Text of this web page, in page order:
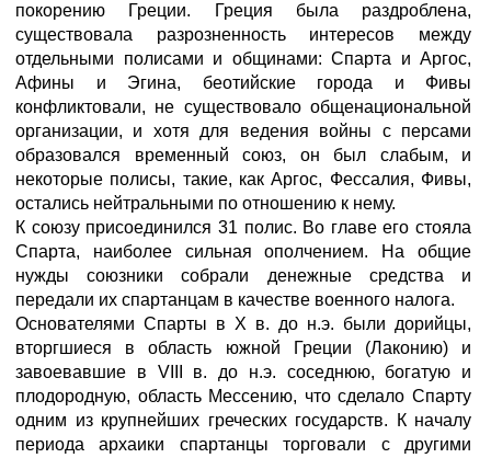
покорению Греции. Греция была раздроблена,
существовала разрозненность интересов между
отдельными полисами и общинами: Спарта и Аргос,
Афины и Эгина, беотийские города и Фивы
конфликтовали, не существовало общенациональной
организации, и хотя для ведения войны с персами
образовался временный союз, он был слабым, и
некоторые полисы, такие, как Аргос, Фессалия, Фивы,
остались нейтральными по отношению к нему.
К союзу присоединился 31 полис. Во главе его стояла
Спарта, наиболее сильная ополчением. На общие
нужды союзники собрали денежные средства и
передали их спартанцам в качестве военного налога.
Основателями Спарты в Х в. до н.э. были дорийцы,
вторгшиеся в область южной Греции (Лаконию) и
завоевавшие в VIII в. до н.э. соседнюю, богатую и
плодородную, область Мессению, что сделало Спарту
одним из крупнейших греческих государств. К началу
периода архаики спартанцы торговали с другими